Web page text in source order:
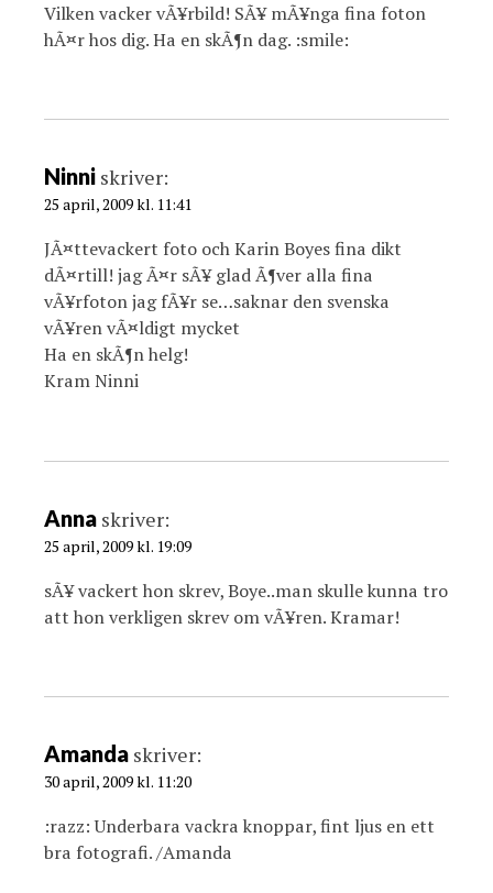
Vilken vacker vÃ¥rbild! SÃ¥ mÃ¥nga fina foton
hÃ¤r hos dig. Ha en skÃ¶n dag. :smile:
Ninni skriver:
25 april, 2009 kl. 11:41
JÃ¤ttevackert foto och Karin Boyes fina dikt
dÃ¤rtill! jag Ã¤r sÃ¥ glad Ã¶ver alla fina
vÃ¥rfoton jag fÃ¥r se…saknar den svenska
vÃ¥ren vÃ¤ldigt mycket
Ha en skÃ¶n helg!
Kram Ninni
Anna skriver:
25 april, 2009 kl. 19:09
sÃ¥ vackert hon skrev, Boye..man skulle kunna tro
att hon verkligen skrev om vÃ¥ren. Kramar!
Amanda skriver:
30 april, 2009 kl. 11:20
:razz: Underbara vackra knoppar, fint ljus en ett
bra fotografi. /Amanda